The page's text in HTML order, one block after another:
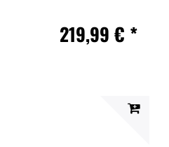
219,99 € *